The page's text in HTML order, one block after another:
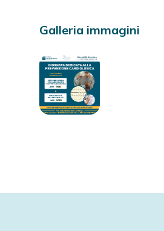
Galleria immagini